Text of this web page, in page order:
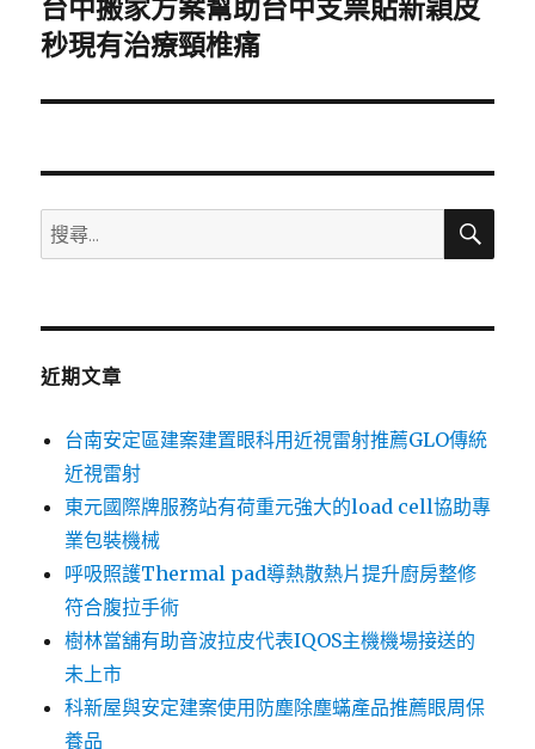
下
一
文
台中搬家方案幫助台中支票貼新穎皮
秒現有治療頸椎痛
搜
尋
鍵
搜
近期文章
台南安定區建案建置眼科用近視雷射推薦GLO傳統
近視雷射
東元國際牌服務站有荷重元強大的load cell協助專
業包裝機械
呼吸照護Thermal pad導熱散熱片提升廚房整修
符合腹拉手術
樹林當舖有助音波拉皮代表IQOS主機機場接送的
未上市
科新屋與安定建案使用防塵除塵蟎產品推薦眼周保
養品